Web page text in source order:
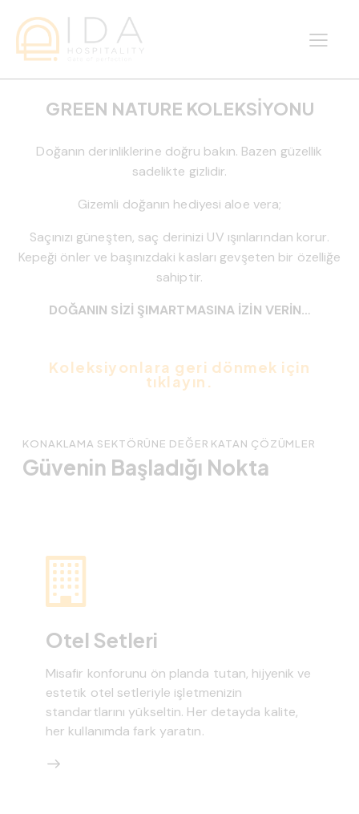
GREEN NATURE KOLEKSIYONU
Doğanın derinliklerine doğru bakın. Bazen güzellik
sadelikte gizlidir.
Gizemli doğanın hediyesi aloe vera;
Saçınızı güneşten, saç derinizi UV ışınlarından korur.
Kepeği önler ve başınızdaki kasları gevşeten bir özelliğe
sahiptir.
DOĞANIN SİZİ ŞIMARTMASINA İZİN VERİN…
Koleksiyonlara geri dönmek için
tıklayın.
KONAKLAMA SEKTÖRÜNE DEĞER KATAN ÇÖZÜMLER
Güvenin Başladığı Nokta
Otel Setleri
Misafir konforunu ön planda tutan, hijyenik ve
estetik otel setleriyle işletmenizin
standartlarını yükseltin. Her detayda kalite,
her kullanımda fark yaratın.